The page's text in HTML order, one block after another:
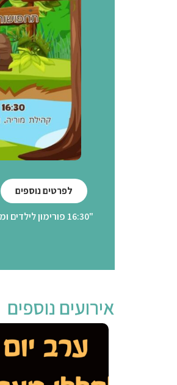
לפרטים נוספים
"16:30 פורימון לילדים ומשפחות עם שלל תחנות, תבואו מחופשים! 18:00 קריאת מגילה קהילתית, כולם מוזמנים"
אירועים נוספים